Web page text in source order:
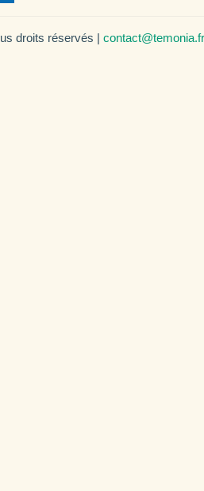
droits réservés | contact@temonia.fr